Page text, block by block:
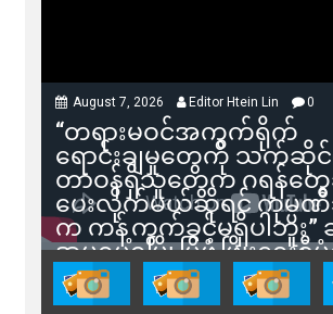
August 7, 2026 Editor Htein Lin 0
“တရားမဝင်အကွက်ရိုက်
ရောင်းချမှုတွေကို သက်ဆိုင်
တာဝန်ရှိသူတွေက ဂရန်တွေ
ပေးလိုက်မယ်ဆိုရင် ကုမ္ပ
က ကန့်ကွက်ခွင့်မရှိပါဘူး
အမရပူရမြို့ပြဖွံ့ဖြိုးရေးစီ
ဒါရိုက်တာ ဦးဇော်ရဲဝင်းနဲ့
ခြင်း